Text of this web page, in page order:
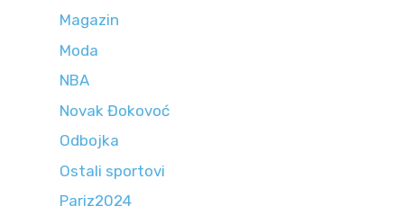
Magazin
Moda
NBA
Novak Đokovoć
Odbojka
Ostali sportovi
Pariz2024